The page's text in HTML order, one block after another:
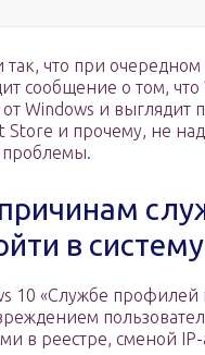
так, что при
сообщение о том,
Windows и выглядит
и прочему, не
в систему
10 «Службе профилей
в реестре, сменой